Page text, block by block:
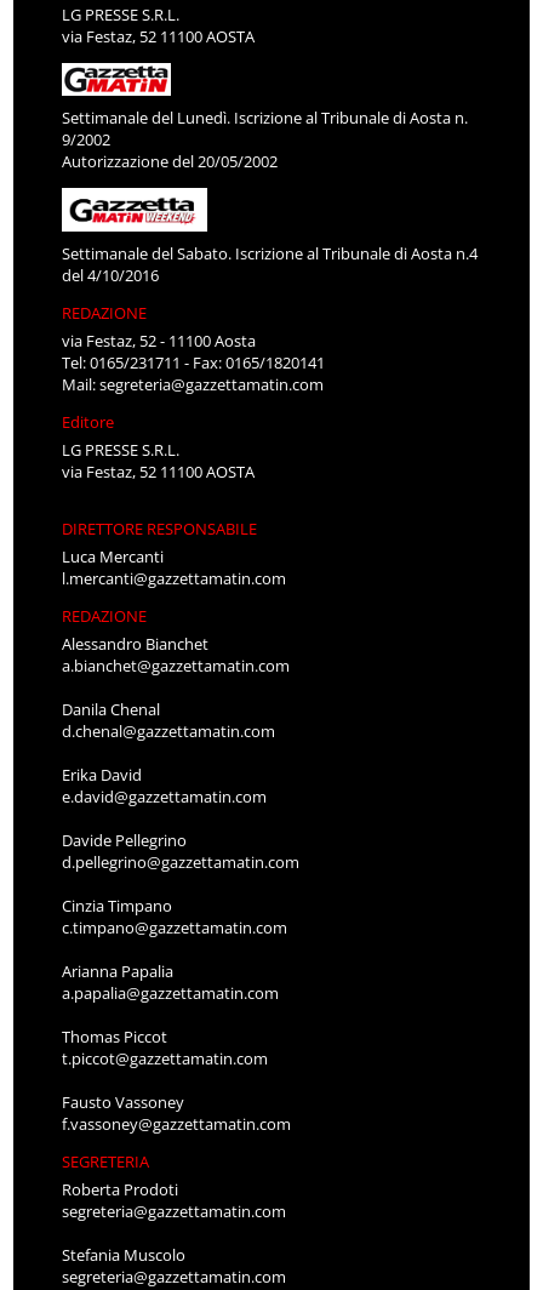
LG PRESSE S.R.L.
via Festaz, 52 11100 AOSTA
Settimanale del Lunedì. Iscrizione al Tribunale di Aosta n.
9/2002
Autorizzazione del 20/05/2002
Settimanale del Sabato. Iscrizione al Tribunale di Aosta n.4
del 4/10/2016
REDAZIONE
via Festaz, 52 - 11100 Aosta
Tel: 0165/231711 - Fax: 0165/1820141
Mail:segreteria@gazzettamatin.com
Editore
LG PRESSE S.R.L.
via Festaz, 52 11100 AOSTA
DIRETTORE RESPONSABILE
Luca Mercanti
l.mercanti@gazzettamatin.com
REDAZIONE
Alessandro Bianchet
a.bianchet@gazzettamatin.com
Danila Chenal
d.chenal@gazzettamatin.com
Erika David
e.david@gazzettamatin.com
Davide Pellegrino
d.pellegrino@gazzettamatin.com
Cinzia Timpano
c.timpano@gazzettamatin.com
Arianna Papalia
a.papalia@gazzettamatin.com
Thomas Piccot
t.piccot@gazzettamatin.com
Fausto Vassoney
f.vassoney@gazzettamatin.com
SEGRETERIA
Roberta Prodoti
segreteria@gazzettamatin.com
Stefania Muscolo
segreteria@gazzettamatin.com